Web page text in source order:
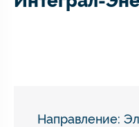
Направление: